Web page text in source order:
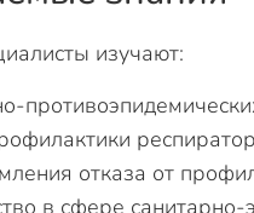
изучают:
отказа от
в сфере